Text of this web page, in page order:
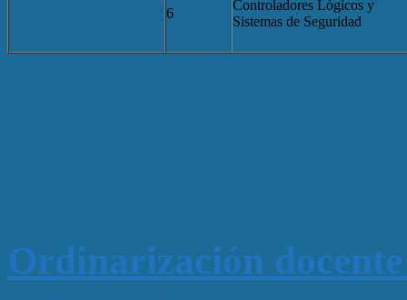
6
Controladores Lógicos y
Sistemas de Seguridad
Ordinarización